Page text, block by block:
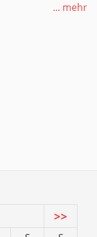
... mehr
>>